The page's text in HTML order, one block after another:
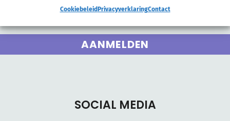
Cookiebeleid PrivacyverklaringContact
AANMELDEN
SOCIAL MEDIA